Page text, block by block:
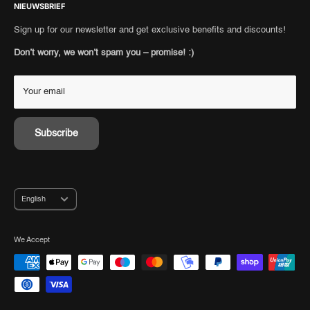
Cookie settings
Payment methods
Personal Shopping
authenticity
Consignment
Collect points
NIEUWSBRIEF
Sign up for our newsletter and get exclusive benefits and discounts!
Don’t worry, we won’t spam you – promise! :)
Your email
Subscribe
Language
English
We Accept